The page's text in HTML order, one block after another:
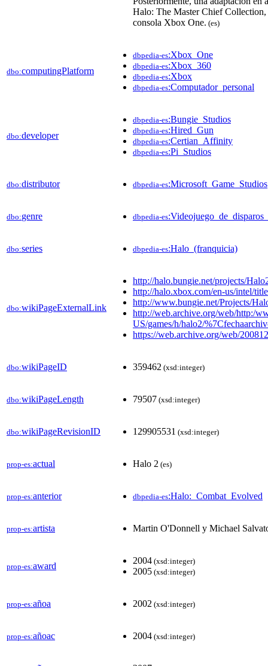
Halo: The Master Chief Collection,
consola Xbox One.​ (es)
dbo:computingPlatform
dbpedia-es:Xbox_One
dbpedia-es:Xbox_360
dbpedia-es:Xbox
dbpedia-es:Computador_personal
dbo:developer
dbpedia-es:Bungie_Studios
dbpedia-es:Hired_Gun
dbpedia-es:Certian_Affinity
dbpedia-es:Pi_Studios
dbo:distributor dbpedia-es:Microsoft_Game_Studios
dbo:genre dbpedia-es
dbo:series dbpedia-es:Halo_(franquicia)
dbo:wikiPageExternalLink
http://halo.bungie.net/projects/
http://halo.xbox.com/en-us/intel/
http://www.bungie.net/Projects/
http://web.archive.org/web/http:/
US/games/h/halo2/
https://web.archive.org/web/
dbo:wikiPageID 359462 (xsd:integer)
dbo:wikiPageLength 79507 (xsd:integer)
dbo:wikiPageRevisionID 129905531 (xsd:integer)
prop-es:actual Halo 2 (es)
prop-es:anterior dbpedia-es:Halo:_Combat_Evolved
prop-es:artista Martin O'Donnell y Michael
prop-es:award
2004 (xsd:integer)
2005 (xsd:integer)
prop-es:añoa 2002 (xsd:integer)
prop-es:añoac 2004 (xsd:integer)